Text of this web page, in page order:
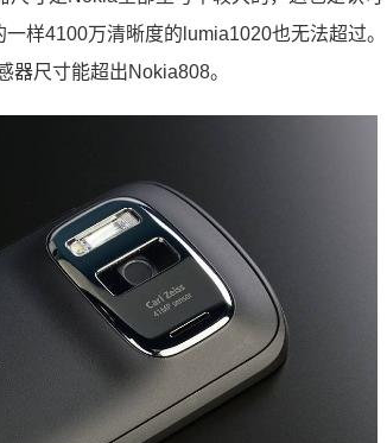
样4100万清晰度的lumia1020也无法超过。
器尺寸能超出Nokia808。